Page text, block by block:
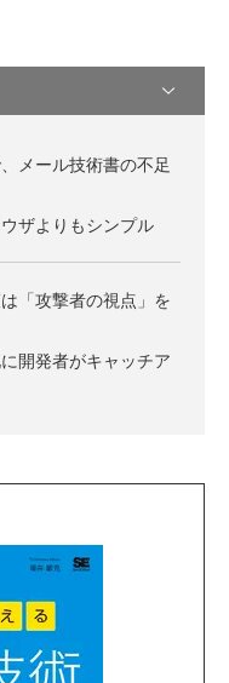
メール技術書の不足
ザよりもシンプル
「攻撃者の視点」を
開発者がキャッチア